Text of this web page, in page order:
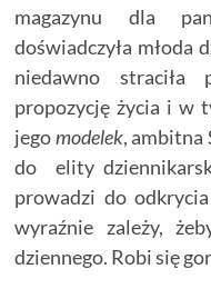
magazynu dla
doświadczyła młoda
niedawno straciła
propozycję życia i w
jegomodelek, ambitna
do elity
prowadzi do
wyraźnie zależy,
dziennego. Robi się